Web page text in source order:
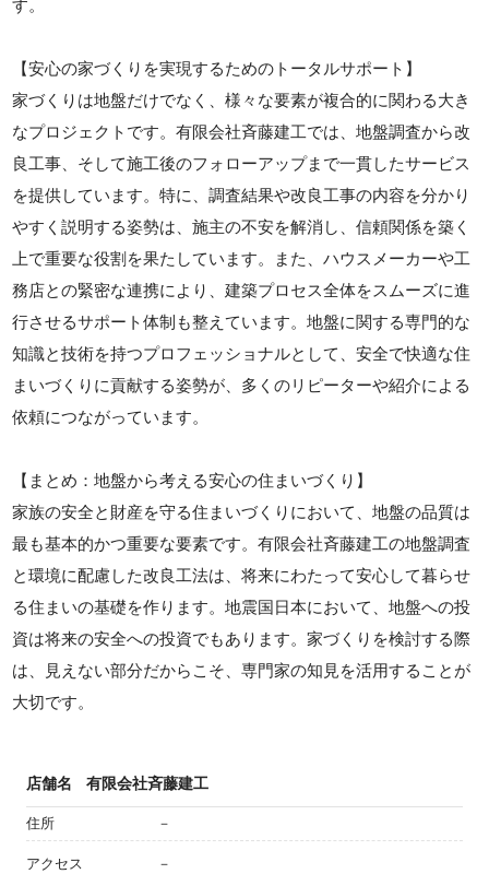
す。
【安心の家づくりを実現するためのトータルサポート】
家づくりは地盤だけでなく、様々な要素が複合的に関わる大き
なプロジェクトです。有限会社斉藤建工では、地盤調査から改
良工事、そして施工後のフォローアップまで一貫したサービス
を提供しています。特に、調査結果や改良工事の内容を分かり
やすく説明する姿勢は、施主の不安を解消し、信頼関係を築く
上で重要な役割を果たしています。また、ハウスメーカーや工
務店との緊密な連携により、建築プロセス全体をスムーズに進
行させるサポート体制も整えています。地盤に関する専門的な
知識と技術を持つプロフェッショナルとして、安全で快適な住
まいづくりに貢献する姿勢が、多くのリピーターや紹介による
依頼につながっています。
【まとめ：地盤から考える安心の住まいづくり】
家族の安全と財産を守る住まいづくりにおいて、地盤の品質は
最も基本的かつ重要な要素です。有限会社斉藤建工の地盤調査
と環境に配慮した改良工法は、将来にわたって安心して暮らせ
る住まいの基礎を作ります。地震国日本において、地盤への投
資は将来の安全への投資でもあります。家づくりを検討する際
は、見えない部分だからこそ、専門家の知見を活用することが
大切です。
店舗名 有限会社斉藤建工
住所 －
アクセス －